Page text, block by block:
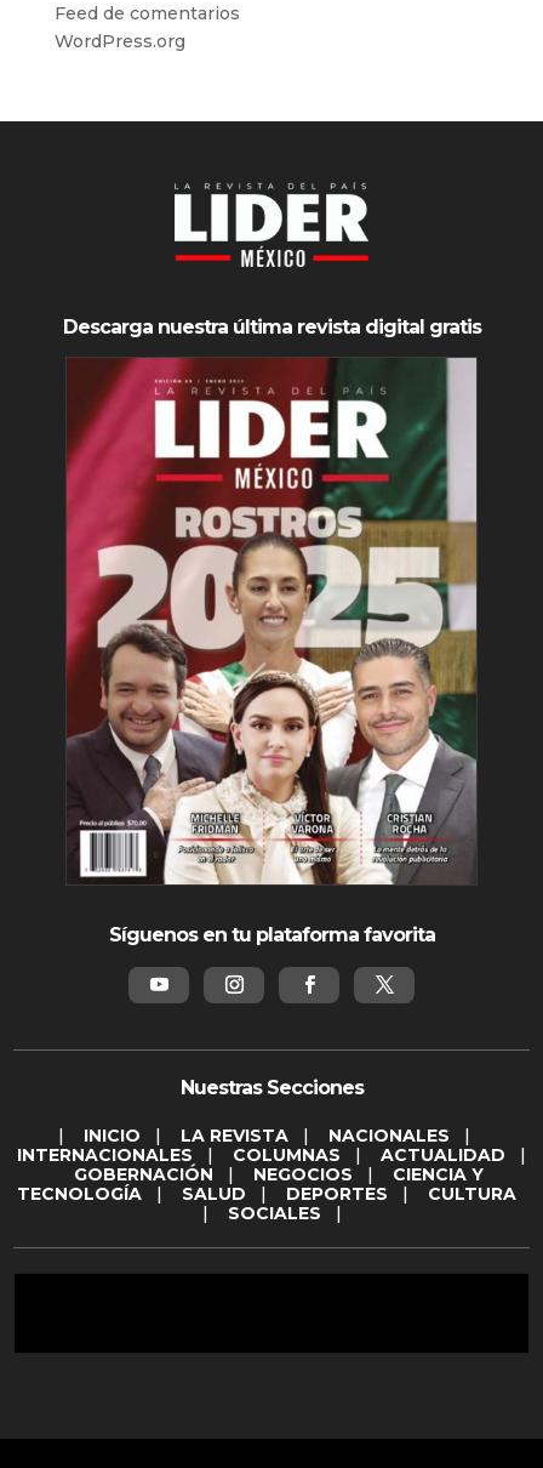
Feed de comentarios
WordPress.org
Descarga nuestra última revista digital gratis
Síguenos en tu plataforma favorita
Nuestras Secciones
| INICIO | LA REVISTA | NACIONALES |
INTERNACIONALES | COLUMNAS | ACTUALIDAD |
GOBERNACIÓN | NEGOCIOS | CIENCIA Y
TECNOLOGÍA | SALUD | DEPORTES | CULTURA
| SOCIALES |